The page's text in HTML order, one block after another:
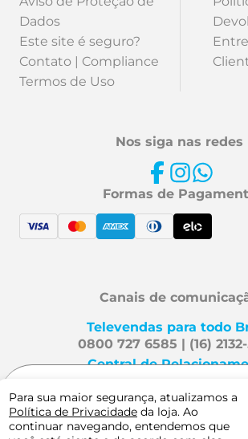
Para sua maior segurança, atualizamos a
Política de Privacidade da loja. Ao
continuar navegando, entendemos que
- + R$ 36,54
Dados
Este site é seguro?
Contato | Compliance
Termos de Uso
Nos siga nas redes
Formas de
Canais de
Televendas para todo
0800 727 6585 | (16)
Central de
Mafra Especialidades é uma